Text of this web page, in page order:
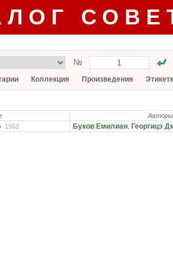
№
Коллекция Произведения
Авторы
1962 Буков Емилиан, Георгицэ